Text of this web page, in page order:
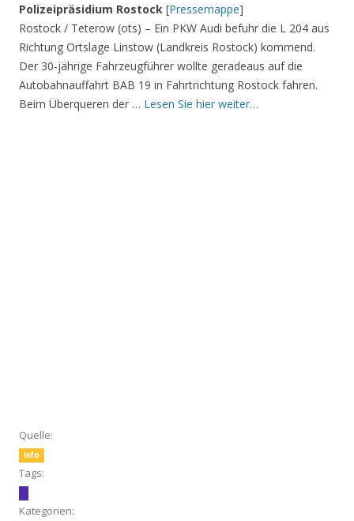
Polizeipräsidium Rostock [Pressemappe]
Rostock / Teterow (ots) – Ein PKW Audi befuhr die L 204 aus
Richtung Ortslage Linstow (Landkreis Rostock) kommend.
Der 30-jährige Fahrzeugführer wollte geradeaus auf die
Autobahnauffahrt BAB 19 in Fahrtrichtung Rostock fahren.
Beim Überqueren der … Lesen Sie hier weiter…
Quelle:
Info
Tags:
Kategorien: